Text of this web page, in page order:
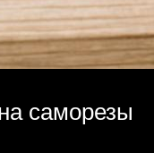
саморезы